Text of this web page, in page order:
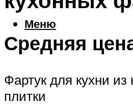
Меню
Средняя
Фартук для кухни из
плитки